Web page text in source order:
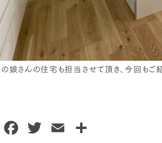
娘さんの住宅も担当させて頂き、今回もご
F T E